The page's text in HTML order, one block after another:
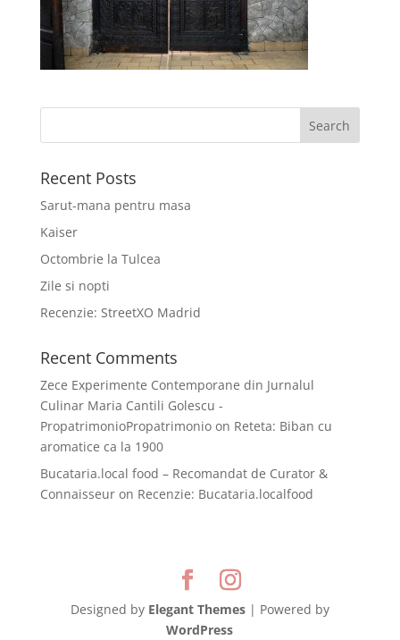
Recent Posts
Sarut-mana pentru masa
Kaiser
Octombrie la Tulcea
Zile si nopti
Recenzie: StreetXO Madrid
Recent Comments
Zece Experimente Contemporane din Jurnalul
Culinar Maria Cantili Golescu -
PropatrimonioPropatrimonioon Reteta: Biban cu
aromatice ca la 1900
Bucataria.local food – Recomandat de Curator &
Connaisseuron Recenzie: Bucataria.localfood
Designed by Elegant Themes| Powered by
WordPress